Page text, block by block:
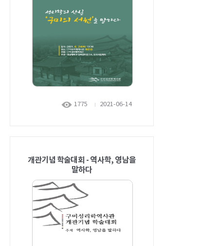
1775 2021-06-14
개관기념 학술대회 - 역사학, 영남을
말하다